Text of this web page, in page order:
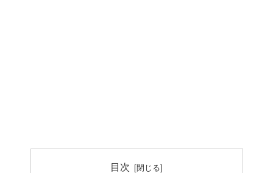
目次